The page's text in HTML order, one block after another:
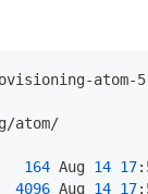
atom-
atom/
164 Aug 14 17
4096 Aug 14 17